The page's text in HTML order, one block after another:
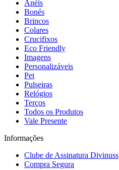
Anéis
Bonés
Brincos
Colares
Crucifixos
Eco Friendly
Imagens
Personalizáveis
Pet
Pulseiras
Relógios
Terços
Todos os Produtos
Vale Presente
Informações
Clube de Assinatura Divinuss
Compra Segura